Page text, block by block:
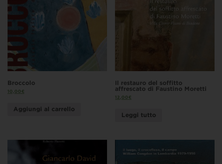
Broccolo
10,00€
Aggiungi al carrello
Il restauro del soffitto
affrescato di Faustino Moretti
12,00€
Leggi tutto